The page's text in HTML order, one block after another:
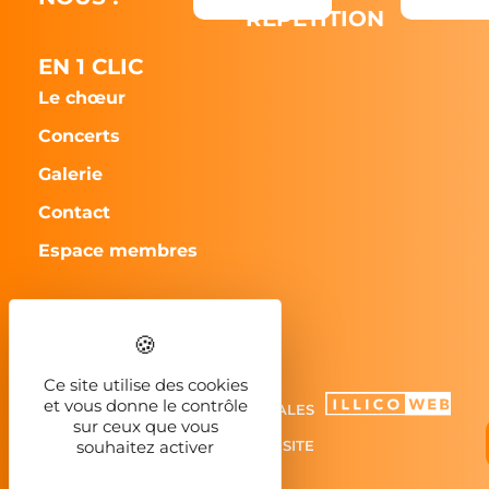
RÉPÉTITION
EN 1 CLIC
Le chœur
Concerts
Galerie
Contact
Espace membres
CHORILLA - 2023
MENTIONS LÉGALES
PLAN DU SITE
Ce site utilise des cookies
et vous donne le contrôle
sur ceux que vous
souhaitez activer